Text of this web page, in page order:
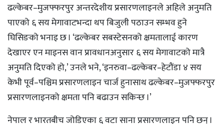
ढल्केबर–मुजफ्फरपुर अन्तरदेशीय प्रसारणलाइनले अहिले अनुमति
पाएको ६ सय मेगावाटभन्दा थप बिजुली पठाउन सम्भव हुने
घिसिङको भनाइ छ । ‘ढल्केबर सबस्टेसनको क्षमतालाई कारण
देखाएर एन माइनस वान प्रावधानअनुसार ६ सय मेगावाटको मात्रै
अनुमति दिएको हो,’ उनले भने, ‘इनरुवा–ढल्केबर–हेटौंडा ४ सय
केभी पूर्व–पश्चिम प्रसारणलाइन चार्ज हुनासाथ ढल्केबर–मुजफ्फरपुर
प्रसारणलाइनको क्षमता पनि बढाउन सकिन्छ ।’
नेपाल र भारतबीच जोडिएका ६ वटा साना प्रसारणलाइन पनि छन् ।